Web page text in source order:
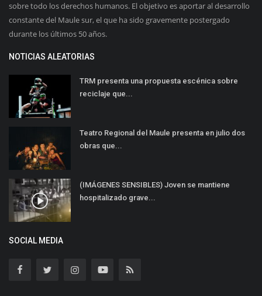
sobre todo los derechos humanos. El objetivo es aportar al desarrollo
constante del Maule sur, el que ha sido gravemente postergado
durante los últimos 50 años.
NOTICIAS ALEATORIAS
TRM presenta una propuesta escénica sobre
reciclaje que...
Teatro Regional del Maule presenta en julio dos
obras que...
(IMÁGENES SENSIBLES) Joven se mantiene
hospitalizado grave...
SOCIAL MEDIA